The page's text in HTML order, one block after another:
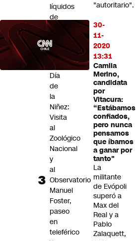
"autoritario".
30-
11-
2020
13:31
Camila
Merino,
candidata
por
Vitacura:
“Estábamos
confiados,
pero nunca
pensamos
que íbamos
a ganar por
tanto"
La
militante
de Evópoli
superó a
Max del
Real y a
Pablo
Zalaquett,
líquidos
de
vapeo
Panoramas
por
el
Día
de
la
Niñez:
Visita
al
Zoológico
Nacional
y
al
Observatorio
Manuel
Foster,
paseo
en
teleférico